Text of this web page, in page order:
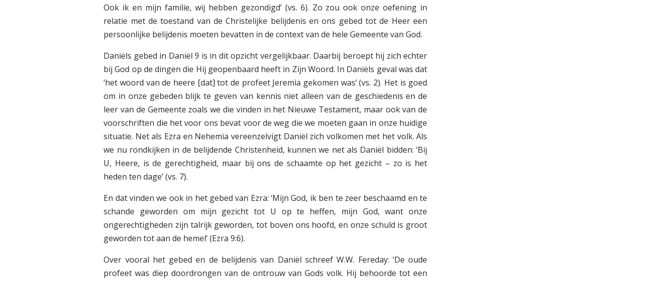
Ook ik en mijn familie, wij hebben gezondigd’ (vs. 6). Zo zou ook onze oefening in
relatie met de toestand van de Christelijke belijdenis en ons gebed tot de Heer een
persoonlijke belijdenis moeten bevatten in de context van de hele Gemeente van God.
Daniëls gebed in Daniël 9 is in dit opzicht vergelijkbaar. Daarbij beroept hij zich echter
bij God op de dingen die Hij geopenbaard heeft in Zijn Woord. In Daniëls geval was dat
‘het woord van de heere [dat] tot de profeet Jeremia gekomen was’ (vs. 2). Het is goed
om in onze gebeden blijk te geven van kennis niet alleen van de geschiedenis en de
leer van de Gemeente zoals we die vinden in het Nieuwe Testament, maar ook van de
voorschriften die het voor ons bevat voor de weg die we moeten gaan in onze huidige
situatie. Net als Ezra en Nehemia vereenzelvigt Daniël zich volkomen met het volk. Als
we nu rondkijken in de belijdende Christenheid, kunnen we net als Daniël bidden: ‘Bij
U, Heere, is de gerechtigheid, maar bij ons de schaamte op het gezicht – zo is het
heden ten dage’ (vs. 7).
En dat vinden we ook in het gebed van Ezra: ‘Mijn God, ik ben te zeer beschaamd en te
schande geworden om mijn gezicht tot U op te heffen, mijn God, want onze
ongerechtigheden zijn talrijk geworden, tot boven ons hoofd, en onze schuld is groot
geworden tot aan de hemel’ (Ezra 9:6).
Over vooral het gebed en de belijdenis van Daniël schreef W.W. Fereday: ‘De oude
profeet was diep doordrongen van de ontrouw van Gods volk. Hij behoorde tot een